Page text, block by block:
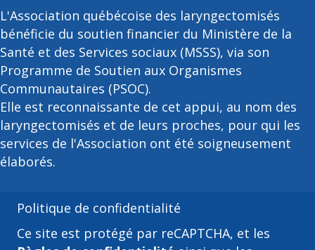
L'Association québécoise des laryngectomisés
bénéficie du soutien financier du Ministère de la
Santé et des Services sociaux (MSSS), via son
Programme de Soutien aux Organismes
Communautaires (PSOC).
Elle est reconnaissante de cet appui, au nom des
laryngectomisés et de leurs proches, pour qui les
services de l'Association ont été soigneusement
élaborés.
Politique de confidentialité
Ce site est protégé par reCAPTCHA, et les